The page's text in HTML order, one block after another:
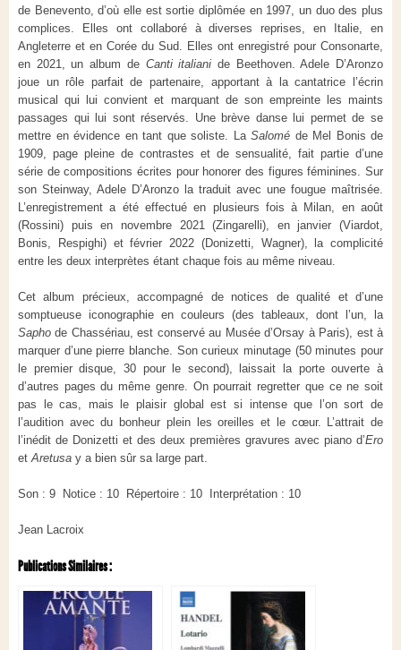
de Benevento, d’où elle est sortie diplômée en 1997, un duo des plus
complices. Elles ont collaboré à diverses reprises, en Italie, en
Angleterre et en Corée du Sud. Elles ont enregistré pour Consonarte,
en 2021, un album de Canti italiani de Beethoven. Adele D’Aronzo
joue un rôle parfait de partenaire, apportant à la cantatrice l’écrin
musical qui lui convient et marquant de son empreinte les maints
passages qui lui sont réservés. Une brève danse lui permet de se
mettre en évidence en tant que soliste. La Salomé de Mel Bonis de
1909, page pleine de contrastes et de sensualité, fait partie d’une
série de compositions écrites pour honorer des figures féminines. Sur
son Steinway, Adele D’Aronzo la traduit avec une fougue maîtrisée.
L’enregistrement a été effectué en plusieurs fois à Milan, en août
(Rossini) puis en novembre 2021 (Zingarelli), en janvier (Viardot,
Bonis, Respighi) et février 2022 (Donizetti, Wagner), la complicité
entre les deux interprètes étant chaque fois au même niveau.
Cet album précieux, accompagné de notices de qualité et d’une
somptueuse iconographie en couleurs (des tableaux, dont l’un, la
Saphode Chassériau, est conservé au Musée d’Orsay à Paris), est à
marquer d’une pierre blanche. Son curieux minutage (50 minutes pour
le premier disque, 30 pour le second), laissait la porte ouverte à
d’autres pages du même genre. On pourrait regretter que ce ne soit
pas le cas, mais le plaisir global est si intense que l’on sort de
l’audition avec du bonheur plein les oreilles et le cœur. L’attrait de
l’inédit de Donizetti et des deux premières gravures avec piano d’Ero
et Aretusa y a bien sûr sa large part.
Son : 9 Notice : 10 Répertoire : 10 Interprétation : 10
Jean Lacroix
Publications Similaires :